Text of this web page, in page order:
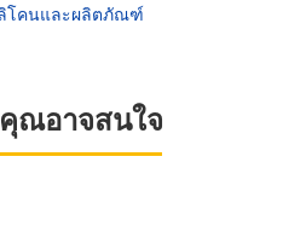
โคนและผลิตภัณฑ์
ณอาจสนใจ